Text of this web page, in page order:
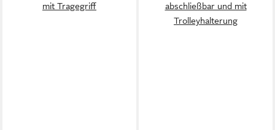
mit Tragegriff
abschließbar und mit
Trolleyhalterung